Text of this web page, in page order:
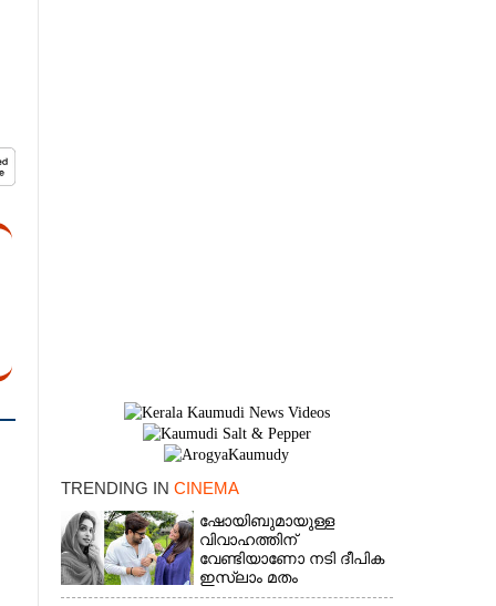
TRENDING IN CINEMA
ഷോയിബുമായുള്ള
വിവാഹത്തിന്
വേണ്ടിയാണോ നടി ദീപിക
ഇസ്ലാം മതം
സ്വീകരിച്ചത്?